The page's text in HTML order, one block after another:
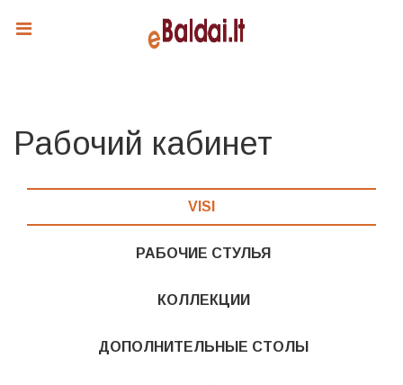
Рабочий кабинет
VISI
РАБОЧИЕ СТУЛЬЯ
КОЛЛЕКЦИИ
ДОПОЛНИТЕЛЬНЫЕ СТОЛЫ